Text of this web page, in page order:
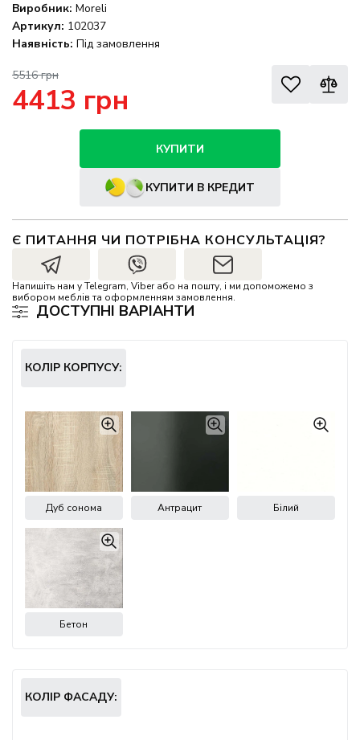
Виробник: Moreli
Артикул: 102037
Наявність: Під замовлення
5516 грн
4413 грн
КУПИТИ
КУПИТИ В КРЕДИТ
Є ПИТАННЯ ЧИ ПОТРІБНА КОНСУЛЬТАЦІЯ?
Напишіть нам у Telegram, Viber або на пошту, і ми допоможемо з
вибором меблів та оформленням замовлення.
ДОСТУПНІ ВАРІАНТИ
КОЛІР КОРПУСУ:
Дуб сонома Антрацит Білий
Бетон
КОЛІР ФАСАДУ: